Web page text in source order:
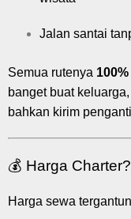
Jalan santai
Semua rutenya
banget buat
bahkan kirim
💰 Harga
Harga sewa